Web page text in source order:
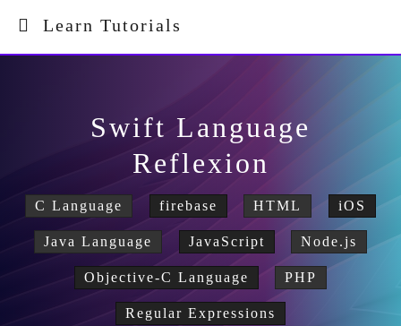
Learn Tutorials
Swift Language
Reflexion
C Language firebase HTML iOS
Java Language JavaScript Node.js
Objective-C Language PHP
Regular Expressions